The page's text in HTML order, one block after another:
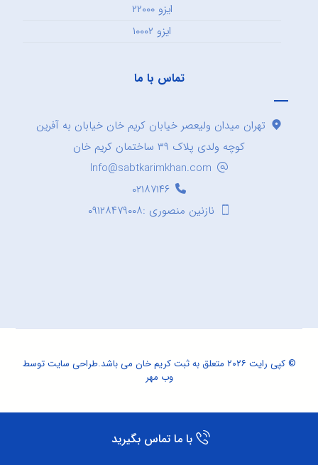
ایزو ۲۲۰۰۰
ایزو ۱۰۰۰۲
تماس با ما
تهران میدان ولیعصر خیابان کریم خان خیابان به آفرین
کوچه ولدی پلاک ۳۹ ساختمان کریم خان
Info@sabtkarimkhan.com
۰۲۱۸۷۱۴۶
نازنین منصوری :۰۹۱۲۸۴۷۹۰۰۸
© کپی رایت ۲۰۲۶ متعلق به ثبت کریم خان می باشد. طراحی سایتتوسط
وب مهر
با ما تماس بگیرید